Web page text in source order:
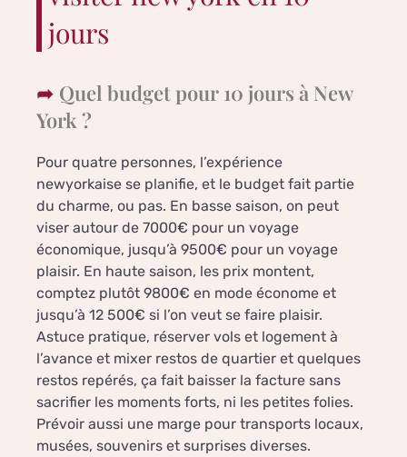
jours
Quel budget pour 10 jours à New
York ?
Pour quatre personnes, l’expérience
newyorkaise se planifie, et le budget fait partie
du charme, ou pas. En basse saison, on peut
viser autour de 7000€ pour un voyage
économique, jusqu’à 9500€ pour un voyage
plaisir. En haute saison, les prix montent,
comptez plutôt 9800€ en mode économe et
jusqu’à 12 500€ si l’on veut se faire plaisir.
Astuce pratique, réserver vols et logement à
l’avance et mixer restos de quartier et quelques
restos repérés, ça fait baisser la facture sans
sacrifier les moments forts, ni les petites folies.
Prévoir aussi une marge pour transports locaux,
musées, souvenirs et surprises diverses.